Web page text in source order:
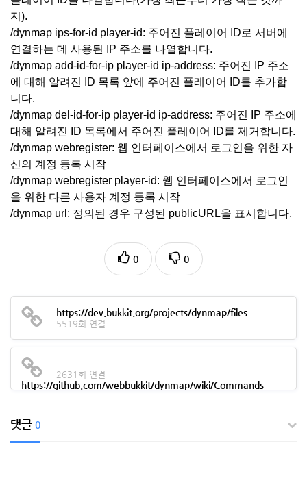
지).
/dynmap ips-for-id player-id: 주어진 플레이어 ID로 서버에
연결하는 데 사용된 IP 주소를 나열합니다.
/dynmap add-id-for-ip player-id ip-address: 주어진 IP 주소
에 대해 알려진 ID 목록 앞에 주어진 플레이어 ID를 추가합
니다.
/dynmap del-id-for-ip player-id ip-address: 주어진 IP 주소에
대해 알려진 ID 목록에서 주어진 플레이어 ID를 제거합니다.
/dynmap webregister: 웹 인터페이스에서 로그인을 위한 자
신의 계정 등록 시작
/dynmap webregister player-id: 웹 인터페이스에서 로그인
을 위한 다른 사용자 계정 등록 시작
/dynmap url: 정의된 경우 구성된 publicURL을 표시합니다.
0 0
https://dev.bukkit.org/projects/dynmap/files
5519회 연결
https://github.com/webbukkit/dynmap/wiki/Commands
2631회 연결
댓글 0